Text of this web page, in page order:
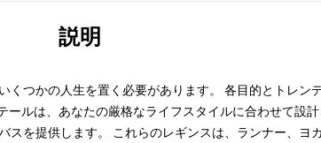
説明
つかの人生を置く必要があります。 各目的とトレン
ールは、あなたの厳格なライフスタイルに合わせて設
を提供します。 これらのレギンスは、ランナー、ヨ